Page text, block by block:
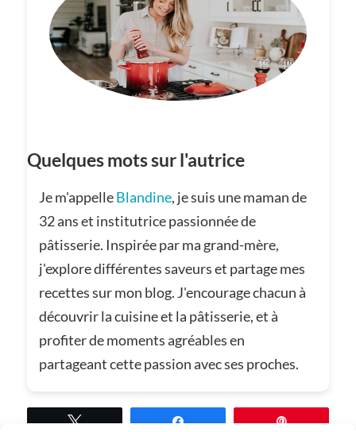
Quelques mots sur l'autrice
Je m'appelleBlandine, je suis une maman de
32 ans et institutrice passionnée de
pâtisserie. Inspirée par ma grand-mère,
j'explore différentes saveurs et partage mes
recettes sur mon blog. J'encourage chacun à
découvrir la cuisine et la pâtisserie, et à
profiter de moments agréables en
partageant cette passion avec ses proches.
Tweetez Partagez Épingle